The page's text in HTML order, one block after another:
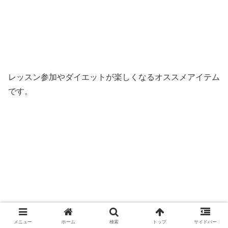
レッスン参加やダイエットが楽しくなるオススメアイテム
です。
メニュー ホーム 検索 トップ サイドバー